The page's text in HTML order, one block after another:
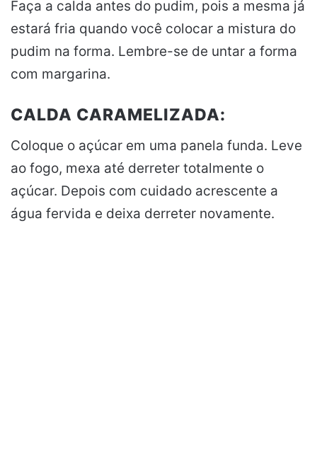
Faça a calda antes do pudim, pois a mesma já
estará fria quando você colocar a mistura do
pudim na forma. Lembre-se de untar a forma
com margarina.
CALDA CARAMELIZADA:
Coloque o açúcar em uma panela funda. Leve
ao fogo, mexa até derreter totalmente o
açúcar. Depois com cuidado acrescente a
água fervida e deixa derreter novamente.